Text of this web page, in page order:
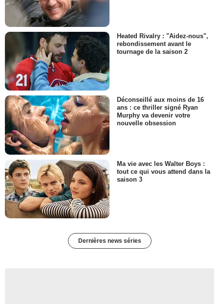
Heated Rivalry : "Aidez-nous",
rebondissement avant le
tournage de la saison 2
Déconseillé aux moins de 16
ans : ce thriller signé Ryan
Murphy va devenir votre
nouvelle obsession
Ma vie avec les Walter Boys :
tout ce qui vous attend dans la
saison 3
Dernières news séries